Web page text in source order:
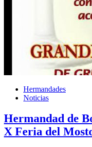
Hermandades
Noticias
Hermandad de
X Feria del